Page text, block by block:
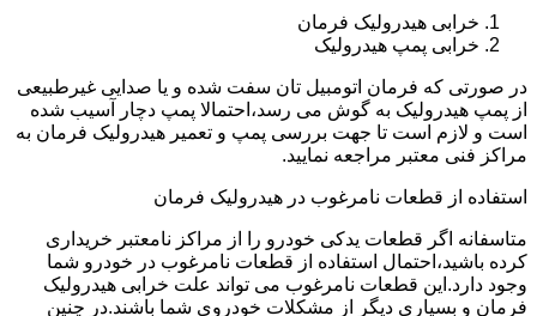
خرابی هیدرولیک فرمان
خرابی پمپ هیدرولیک
در صورتی که فرمان اتومبیل تان سفت شده و یا صدایی غیرطبیعی
از پمپ هیدرولیک به گوش می رسد،احتمالا پمپ دچار آسیب شده
است و لازم است تا جهت بررسی پمپ و تعمیر هیدرولیک فرمان به
مراکز فنی معتبر مراجعه نمایید.
استفاده از قطعات نامرغوب در هیدرولیک فرمان
متاسفانه اگر قطعات یدکی خودرو را از مراکز نامعتبر خریداری
کرده باشید،احتمال استفاده از قطعات نامرغوب در خودرو شما
وجود دارد.این قطعات نامرغوب می تواند علت خرابی هیدرولیک
فرمان و بسیاری دیگر از مشکلات خودروی شما باشند.در چنین